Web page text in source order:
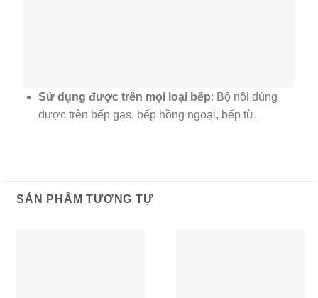
Sử dụng được trên mọi loại bếp: Bộ nồi dùng
được trên bếp gas, bếp hồng ngoại, bếp từ.
SẢN PHẨM TƯƠNG TỰ